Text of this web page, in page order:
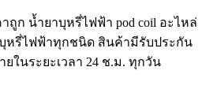
ถูก น้ำยาบุหรี่ไฟฟ้า pod coil อะไหล่
หรี่ไฟฟ้าทุกชนิด สินค้ามีรับประกัน
ในระยะเวลา 24 ช.ม. ทุกวัน